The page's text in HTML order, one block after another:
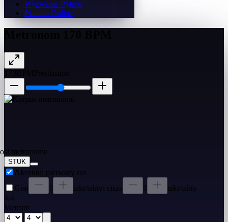
Wyzwanie Rytmu
Pianino Online
STUK
Akcentuj pierwszy raz
Graj
1 takt/taktyi cisza 1
takt/takty
4/4
Metrum
/